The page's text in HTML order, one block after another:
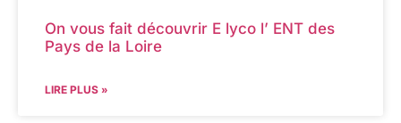
On vous fait découvrir E lyco l’ ENT des
Pays de la Loire
LIRE PLUS »